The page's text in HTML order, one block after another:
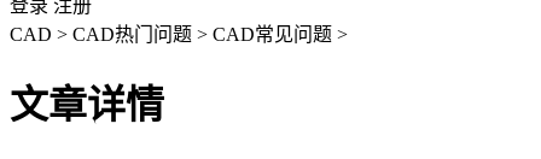
登录 注册
CAD > CAD热门问题 > CAD常见问题 >
文章详情